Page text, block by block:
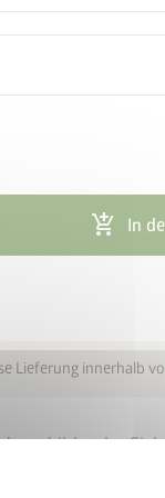
add_shopping_cart In
Lieferung innerhalb
bildet der
als Blick- ,